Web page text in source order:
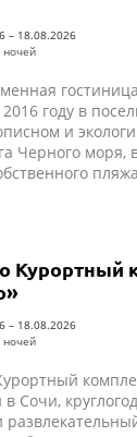
– 18.08.2026
ночей
году в
и
Черного моря,
Курортный
– 18.08.2026
ночей
Сочи,